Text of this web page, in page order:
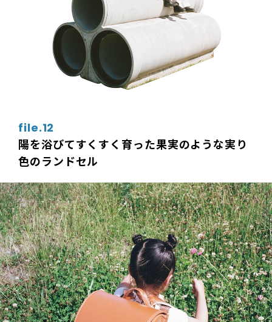
file.12
陽を浴びてすくすく育った果実のような実り
色のランドセル